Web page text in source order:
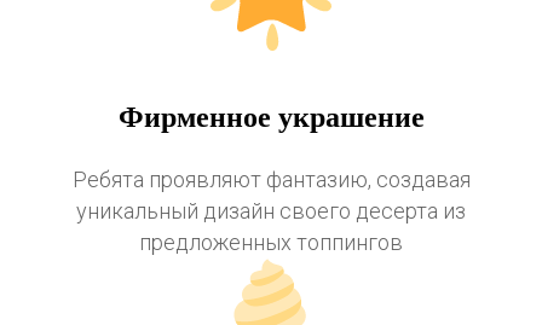
Фирменное украшение
Ребята проявляют фантазию, создавая
уникальный дизайн своего десерта из
предложенных топпингов